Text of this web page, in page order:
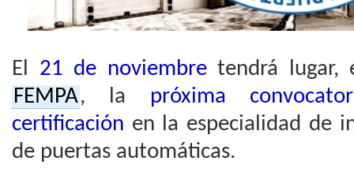
El 21 de noviembretendrá lugar,
FEMPA, la próxima
certificación en la especialidad de
de puertas automáticas.